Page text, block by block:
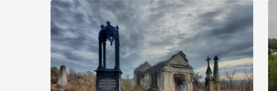
бруньками, кози ті бруньки обгризають, бо то улюблений
делікатес. На цвинтарі у Голубечому ціла колекція
різноманітних форм хрестів. Село відносно невелике, […]